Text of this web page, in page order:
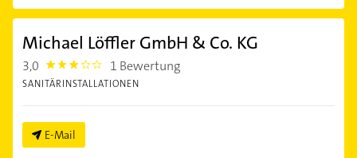
Michael Löffler GmbH & Co. KG
3,0 3.0 1 Bewertung
SANITÄRINSTALLATIONEN
E-Mail